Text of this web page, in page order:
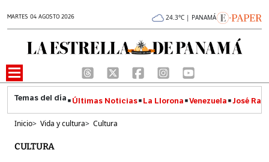
MARTES 04 AGOSTO 2026 24.3°C | PANAMÁ
Últimas Noticias La Llorona Venezuela José
Inicio> Vida y cultura> Cultura
CULTURA